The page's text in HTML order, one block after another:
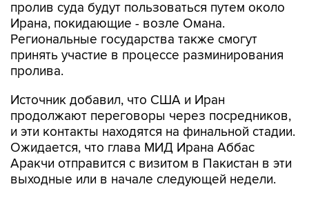
пролив суда будут пользоваться путем около
Ирана, покидающие - возле Омана.
Региональные государства также смогут
принять участие в процессе разминирования
пролива.
Источник добавил, что США и Иран
продолжают переговоры через посредников,
и эти контакты находятся на финальной стадии.
Ожидается, что глава МИД Ирана Аббас
Аракчи отправится с визитом в Пакистан в эти
выходные или в начале следующей недели.